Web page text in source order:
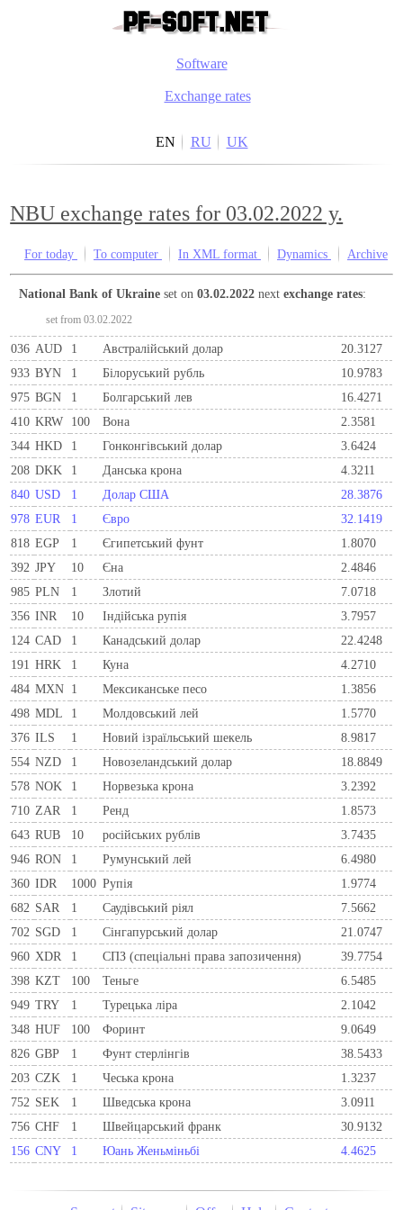
Software
Exchange rates
EN RU UK
NBU exchange rates for 03.02.2022 y.
For today To computer In XML format Dynamics Archive
National Bank of Ukraine set on03.02.2022 nextexchange rates:
set from 03.02.2022
036 AUD 1 Австралійський долар
20.3127
933 BYN 1 Бiлоруський рубль
10.9783
975 BGN 1 Болгарський лев
16.4271
410 KRW 100 Вона
2.3581
344 HKD 1 Гонконгівський долар
3.6424
208 DKK 1 Данська крона
4.3211
840 USD 1 Долар США
28.3876
978 EUR 1 Євро
32.1419
818 EGP 1 Єгипетський фунт
1.8070
392 JPY 10 Єна
2.4846
985 PLN 1 Злотий
7.0718
356 INR 10 Індійська рупія
3.7957
124 CAD 1 Канадський долар
22.4248
191 HRK 1 Куна
4.2710
484 MXN 1 Мексиканське песо
1.3856
498 MDL 1 Молдовський лей
1.5770
376 ILS 1 Новий ізраїльський шекель
8.9817
554 NZD 1 Новозеландський долар
18.8849
578 NOK 1 Норвезька крона
3.2392
710 ZAR 1 Ренд
1.8573
643 RUB 10 російських рублів
3.7435
946 RON 1 Румунський лей
6.4980
360 IDR 1000 Рупія
1.9774
682 SAR 1 Саудівський ріял
7.5662
702 SGD 1 Сінгапурський долар
21.0747
960 XDR 1 СПЗ (спеціальні права запозичення)
39.7754
398 KZT 100 Теньге
6.5485
949 TRY 1 Турецька ліра
2.1042
348 HUF 100 Форинт
9.0649
826 GBP 1 Фунт стерлінгів
38.5433
203 CZK 1 Чеська крона
1.3237
752 SEK 1 Шведська крона
3.0911
756 CHF 1 Швейцарський франк
30.9132
156 CNY 1 Юань Женьміньбі 4.4625